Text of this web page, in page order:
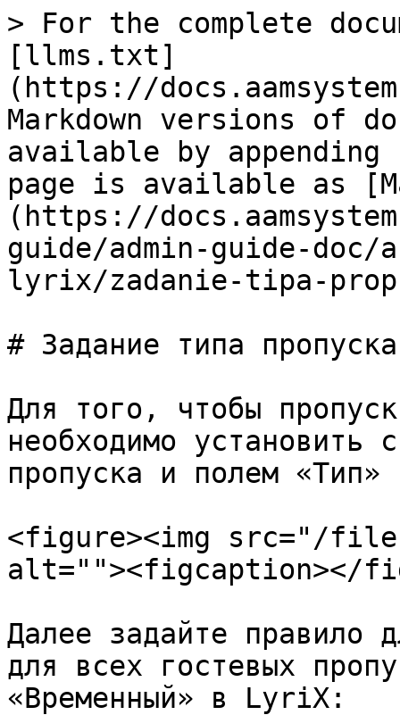
> For the complete
[llms.txt]
(https://
Markdown versions of
available by
page is available as
(https://
guide/admin-guide-
lyrix/zadanie-tipa-
# Задание типа
Для того, чтобы
необходимо установить
пропуска и полем
<figure><img src="/files/
alt=""><figcaption></
Далее задайте правило
для всех гостевых
«Временный» в LyriX: